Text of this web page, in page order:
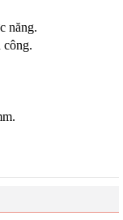
năng.
công.